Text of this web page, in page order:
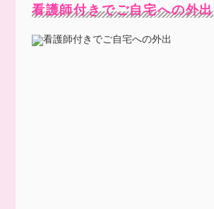
看護師付きでご自宅への外出